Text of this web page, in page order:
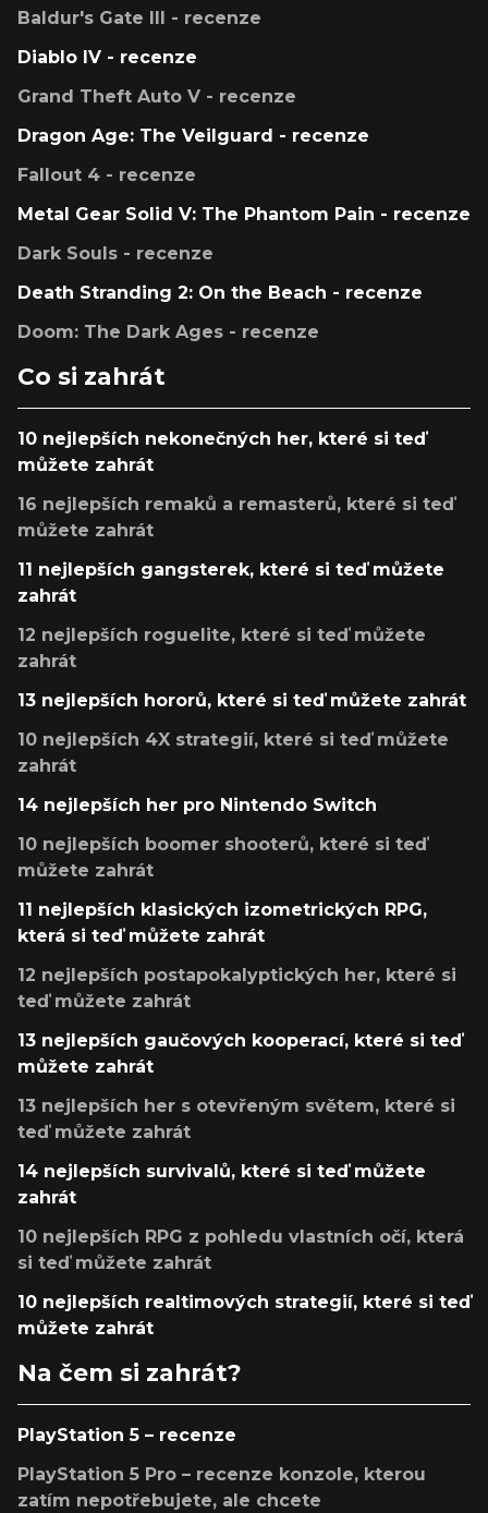
Baldur's Gate III - recenze
Diablo IV - recenze
Grand Theft Auto V - recenze
Dragon Age: The Veilguard - recenze
Fallout 4 - recenze
Metal Gear Solid V: The Phantom Pain - recenze
Dark Souls - recenze
Death Stranding 2: On the Beach - recenze
Doom: The Dark Ages - recenze
Co si zahrát
10 nejlepších nekonečných her, které si teď
můžete zahrát
16 nejlepších remaků a remasterů, které si teď
můžete zahrát
11 nejlepších gangsterek, které si teď můžete
zahrát
12 nejlepších roguelite, které si teď můžete
zahrát
13 nejlepších hororů, které si teď můžete zahrát
10 nejlepších 4X strategií, které si teď můžete
zahrát
14 nejlepších her pro Nintendo Switch
10 nejlepších boomer shooterů, které si teď
můžete zahrát
11 nejlepších klasických izometrických RPG,
která si teď můžete zahrát
12 nejlepších postapokalyptických her, které si
teď můžete zahrát
13 nejlepších gaučových kooperací, které si teď
můžete zahrát
13 nejlepších her s otevřeným světem, které si
teď můžete zahrát
14 nejlepších survivalů, které si teď můžete
zahrát
10 nejlepších RPG z pohledu vlastních očí, která
si teď můžete zahrát
10 nejlepších realtimových strategií, které si teď
můžete zahrát
Na čem si zahrát?
PlayStation 5 – recenze
PlayStation 5 Pro – recenze konzole, kterou
zatím nepotřebujete, ale chcete